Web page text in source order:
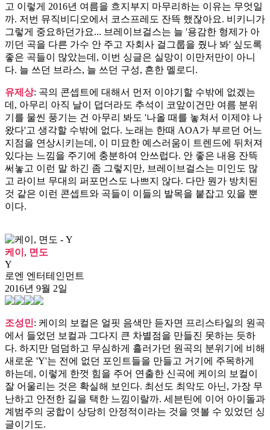
고 이렇게 2016년 여름을 흐지부지 마무리하는 이유는 무엇일
까. 저번 뮤직비디오에서 코스프레도 잔뜩 했잖아요. 비키니가
그렇게 중요하던가요... 브레이브걸스는 늘 '용감한 형제가 아
끼던 곡을 다른 가수 안 주고 자회사 걸그룹을 줬나 봐' 싶도록
좋은 곡들이 많았는데, 이번 싱글은 실망이 이만저만이 아니
다. 늘 쓰던 브라스, 늘 쓰던 구성, 흔한 멜로디.
유제상: 곡의 콘셉트에 대해서 먼저 이야기할 수밖에 없겠는
데, 아무리 아직 날이 덥더라도 추석이 코앞이건만 여름 분위
기를 물씬 풍기는 건 아무리 봐도 '나올 때를 놓쳐서 이제야 나
왔다'고 생각할 수밖에 없다. 노래는 한때 AOA가 부르던 어느
지점을 연상시키는데, 이 미묘한 예스러움이 트렌드에 뒤처져
있다는 느낌을 주기에 충분하여 안쓰럽다. 안 좋은 내용 잔뜩
써놓고 이런 말 하긴 좀 그렇지만, 브레이브걸스는 미인도 많
고 라이브 무대의 퍼포먼스도 나쁘지 않다. 다만 뭔가 방치된
것 같은 이런 콘셉트와 곡들이 이들의 발목을 붙잡고 있을 뿐
이다.
케이 , 면도
Y
로엔 엔터테인먼트
2016년 9월 2일
조성민: 케이의 보컬은 얼핏 음색만 듣자면 프리스타일의 원곡
에서 들었던 보컬과 그다지 큰 차별점을 만들진 못하는 듯하
다. 하지만 덤덤하고 무심하게 흘러가던 원곡의 분위기에 비해
새로운 'Y'는 전에 없던 포인트들을 만들고 거기에 주목하게
하는데, 이렇게 한껏 힘을 주어 연출한 신곡에 케이의 보컬이
잘 어울리는 것은 확실해 보인다. 최선도 최악도 아닌, 가장 무
난하고 안전한 길을 택한 느낌이랄까. 세븐틴에 이어 아이돌과
계범주의 궁합이 상당히 안정적이라는 것을 엿볼 수 있었던 싱
글이기도.